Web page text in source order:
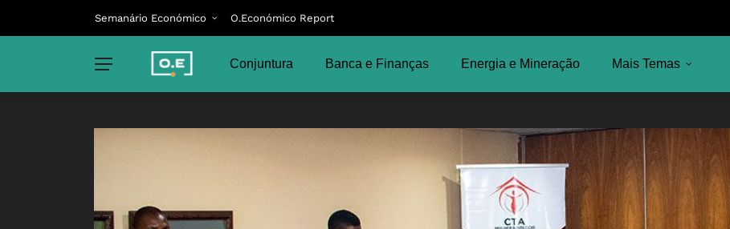
Semanário Económico O.Económico Report
Conjuntura Banca e Finanças Energia e Mineração Mais Temas